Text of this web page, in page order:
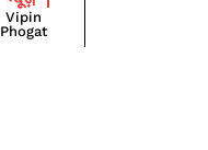
Vipin
Phogat